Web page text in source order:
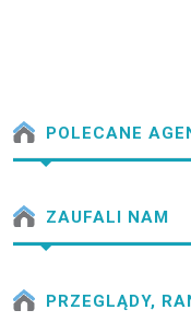
POLECANE
ZAUFALI NAM
PRZEGLĄDY,